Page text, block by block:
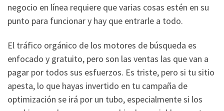
negocio en línea requiere que varias cosas estén en su
punto para funcionar y hay que entrarle a todo.
El tráfico orgánico de los motores de búsqueda es
enfocado y gratuito, pero son las ventas las que van a
pagar por todos sus esfuerzos. Es triste, pero si tu sitio
apesta, lo que hayas invertido en tu campaña de
optimización se irá por un tubo, especialmente si los